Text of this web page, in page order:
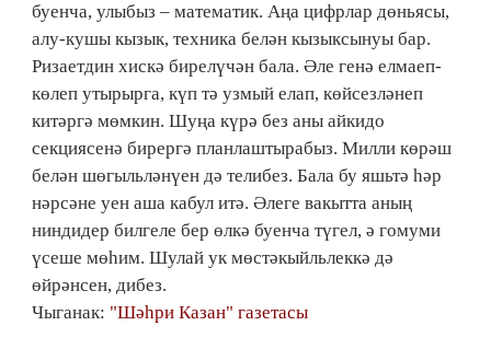
буенча, улыбыз – математик. Аңа цифрлар дөньясы,
алу-кушы кызык, техника белән кызыксынуы бар.
Ризаетдин хискә бирелүчән бала. Әле генә елмаеп-
көлеп утырырга, күп тә узмый елап, көйсезләнеп
китәргә мөмкин. Шуңа күрә без аны айкидо
секциясенә бирергә планлаштырабыз. Милли көрәш
белән шөгыльләнүен дә телибез. Бала бу яшьтә һәр
нәрсәне уен аша кабул итә. Әлеге вакытта аның
ниндидер билгеле бер өлкә буенча түгел, ә гомуми
үсеше мөһим. Шулай ук мөстәкыйльлеккә дә
өйрәнсен, дибез.
Чыганак: "Шәһри Казан" газетасы